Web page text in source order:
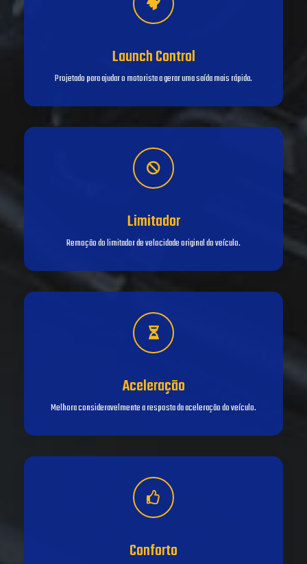
Launch Control
Projetado para ajudar o motorista a gerar uma saída mais rápida.
Limitador
Remoção do limitador de velocidade original do veículo.
Aceleração
Melhora consideravelmente a resposta da aceleração do veículo.
Conforto